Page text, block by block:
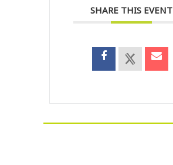
SHARE THIS EVENT